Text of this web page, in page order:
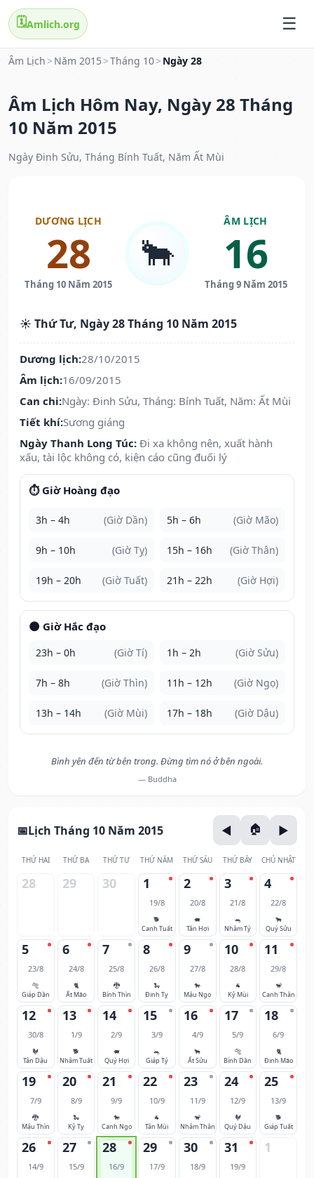
🗓️Amlich.org
Âm Lịch > Năm 2015 >Tháng 10> Ngày 28
Âm Lịch Hôm Nay, Ngày 28 Tháng
10 Năm 2015
Ngày Đinh Sửu, Tháng Bính Tuất, Năm Ất Mùi
DƯƠNG LỊCH
28
Tháng 10 Năm 2015
🐂
ÂM LỊCH
16
Tháng 9 Năm 2015
☀️ Thứ Tư, Ngày 28 Tháng 10 Năm 2015
Dương lịch:28/10/2015
Âm lịch:16/09/2015
Can chi:Ngày: Đinh Sửu, Tháng: Bính Tuất, Năm: Ất Mùi
Tiết khí:Sương giáng
Ngày Thanh Long Túc: Đi xa không nên, xuất hành
xấu, tài lộc không có, kiện cáo cũng đuối lý
⏱️ Giờ Hoàng đạo
3h – 4h (Giờ Dần) 5h – 6h (Giờ Mão)
9h – 10h (Giờ Tỵ) 15h – 16h (Giờ Thân)
19h – 20h (Giờ Tuất) 21h – 22h (Giờ Hợi)
🌑 Giờ Hắc đạo
23h – 0h (Giờ Tí) 1h – 2h (Giờ Sửu)
7h – 8h (Giờ Thìn) 11h – 12h (Giờ Ngọ)
13h – 14h (Giờ Mùi) 17h – 18h (Giờ Dậu)
Bình yên đến từ bên trong. Đừng tìm nó ở bên ngoài.
— Buddha
Lịch Tháng 10 Năm 2015
THỨ HAI THỨ BA THỨ TƯ THỨ NĂM THỨ SÁU THỨ BẢY CHỦ NHẬT
28 29 30 1
19/8
🐕
Canh Tuất
2
20/8
🐖
Tân Hợi
3
21/8
🐀
Nhâm Tý
4
22/8
🐂
Quý Sửu
5
23/8
🐅
Giáp Dần
6
24/8
🐈
Ất Mão
7
25/8
🐉
Bính Thìn
8
26/8
🐍
Đinh Tỵ
9
27/8
🐎
Mậu Ngọ
10
28/8
🐐
Kỷ Mùi
11
29/8
🐒
Canh Thân
12
30/8
🐓
Tân Dậu
13
1/9
🐕
Nhâm Tuất
14
2/9
🐖
Quý Hợi
15
3/9
🐀
Giáp Tý
16
4/9
🐂
Ất Sửu
17
5/9
🐅
Bính Dần
18
6/9
🐈
Đinh Mão
19
7/9
🐉
Mậu Thìn
20
8/9
🐍
Kỷ Tỵ
21
9/9
🐎
Canh Ngọ
22
10/9
🐐
Tân Mùi
23
11/9
🐒
Nhâm Thân
24
12/9
🐓
Quý Dậu
25
13/9
🐕
Giáp Tuất
26
14/9
27
15/9
28
16/9
29
17/9
30
18/9
31
19/9
1